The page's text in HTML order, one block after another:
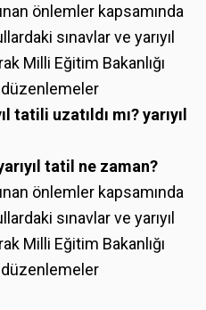
önlemler kapsamında
sınavlar ve yarıyıl
Milli Eğitim Bakanlığı
düzenlemeler
tatili uzatıldı mı? yarıyıl
tatil ne zaman?
önlemler kapsamında
sınavlar ve yarıyıl
Milli Eğitim Bakanlığı
düzenlemeler